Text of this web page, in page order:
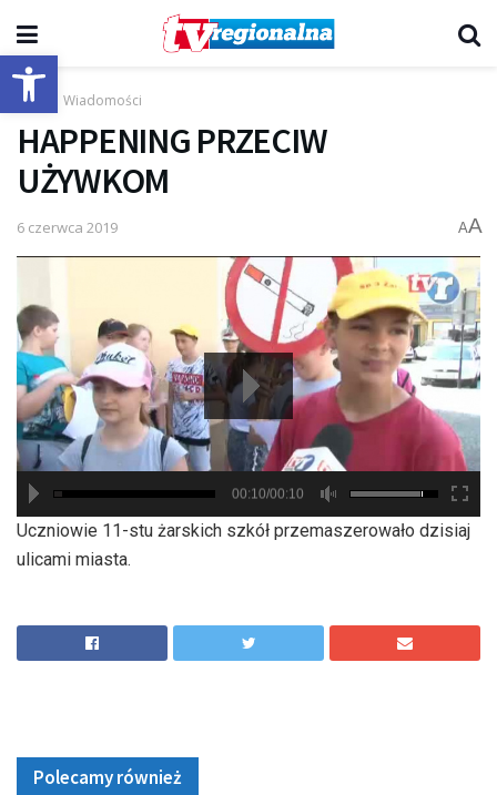
Otwórz pasek narzędzi
Start Wiadomości
HAPPENING PRZECIW
UŻYWKOM
6 czerwca 2019 AA
00:10/00:10
Uczniowie 11-stu żarskich szkół przemaszerowało dzisiaj
ulicami miasta.
Polecamy również